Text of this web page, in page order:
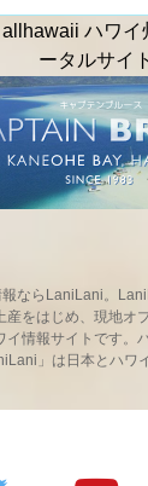
ならLaniLani。
産をはじめ、現地オ
イ情報サイトです。
」は日本とハワ